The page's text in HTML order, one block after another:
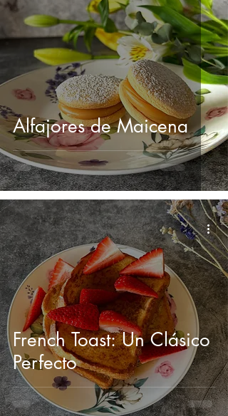
Alfajores de Maicena
French Toast: Un Clásico
Perfecto